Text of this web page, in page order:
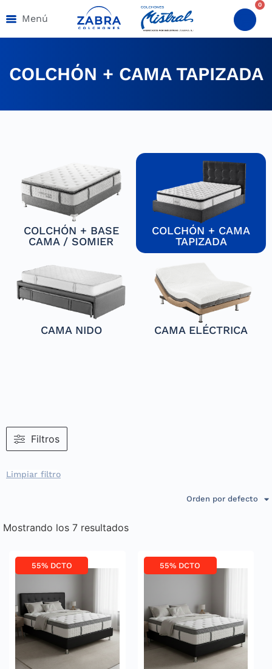
Menú
0
COLCHÓN + CAMA TAPIZADA
COLCHÓN + BASE
CAMA / SOMIER
COLCHÓN + CAMA
TAPIZADA
CAMA NIDO CAMA ELÉCTRICA
Filtros
Limpiar filtro
Orden por defecto
Mostrando los 7 resultados
55% DCTO 55% DCTO